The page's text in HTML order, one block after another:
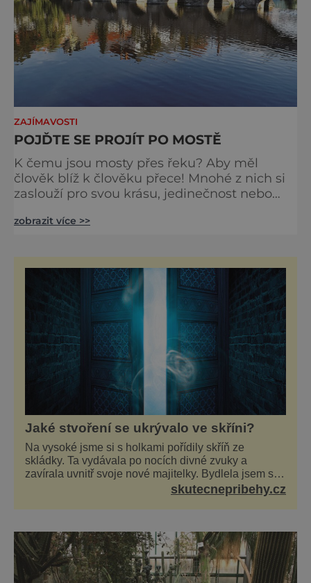
ZAJÍMAVOSTI
POJĎTE SE PROJÍT PO MOSTĚ
K čemu jsou mosty přes řeku? Aby měl
člověk blíž k člověku přece! Mnohé z nich si
zaslouží pro svou krásu, jedinečnost nebo
pozornost. Často po nich projdeme a ani si
a pořízení snímku před nimi padl i na
kolena... Jurkovičův skvost Může vám tak
trochu připomenout stavb
zobrazit více >>
Jaké stvoření se ukrývalo ve skříni?
Na vysoké jsme si s holkami pořídily skříň ze
skládky. Ta vydávala po nocích divné zvuky a
zavírala uvnitř svoje nové majitelky. Bydlela jsem se
dvěma kamarádkami a bavilo nás zvelebovat si náš
byt. Skoro denně jsme tahaly domů různé kousky od
skutecnepribehy.cz